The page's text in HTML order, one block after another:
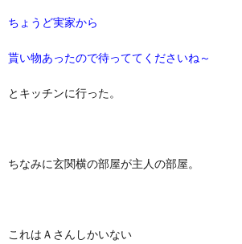
ちょうど実家から
貰い物あったので待っててくださいね～
とキッチンに行った。
ちなみに玄関横の部屋が主人の部屋。
これはＡさんしかいない